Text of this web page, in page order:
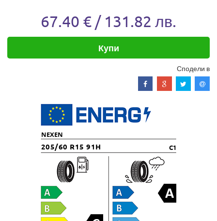
67.40 € / 131.82 лв.
Купи
Сподели в
NEXEN
205/60 R15 91H C1